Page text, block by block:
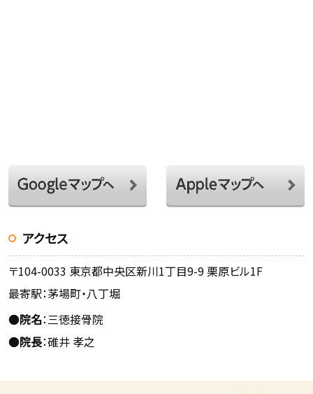
アクセス
〒104-0033 東京都中央区新川1丁目9-9 栗原ビル1F
最寄駅：茅場町・八丁堀
●院名：三徳接骨院
●院長：碓井 孝之